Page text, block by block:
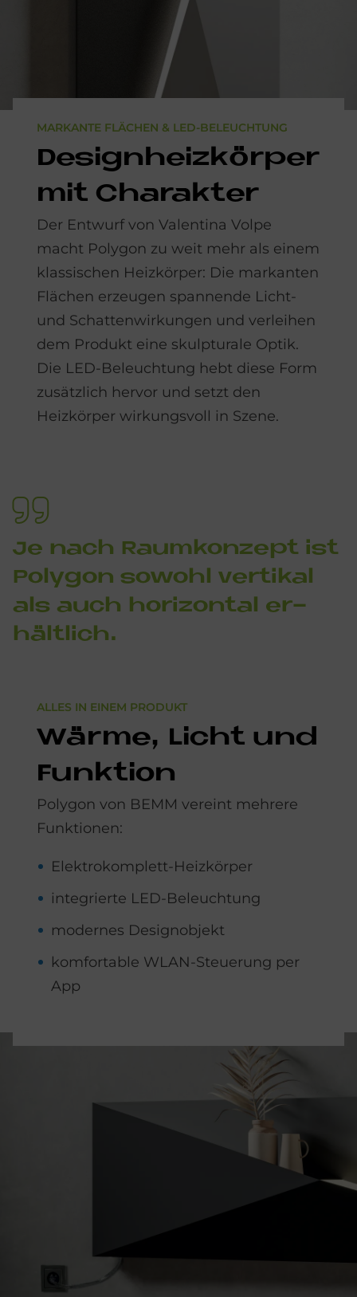
MARKANTE FLÄCHEN & LED-BELEUCHTUNG
De­sign­heiz­kör­per
mit Cha­rak­ter
Der Entwurf von Valentina Volpe
macht Polygon zu weit mehr als einem
klassischen Heizkörper: Die markanten
Flächen erzeugen spannende Licht-
und Schattenwirkungen und verleihen
dem Produkt eine skulpturale Optik.
Die LED-Beleuchtung hebt diese Form
zusätzlich hervor und setzt den
Heizkörper wirkungsvoll in Szene.
Je nach Raum­kon­ze­pt ist
Po­ly­gon so­wohl ver­ti­kal
als auch
ho­ri­zon­tal
er­
hält­lich.
ALLES IN EINEM PRODUKT
Wär­me, Li­cht und
Funk­ti­on
Polygon von BEMM vereint mehrere
Funktionen:
Elektrokomplett-Heizkörper
integrierte LED-Beleuchtung
modernes Designobjekt
komfortable WLAN-Steuerung per
App